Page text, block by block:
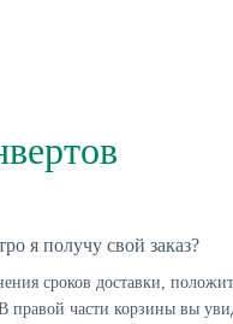
я получу свой заказ?
сроков доставки,
правой части корзины вы